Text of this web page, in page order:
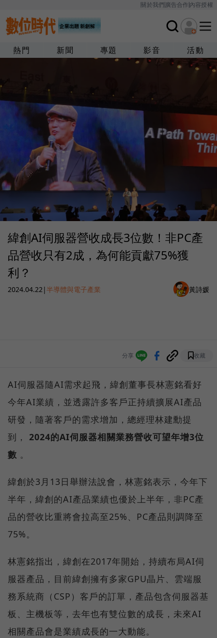
關於我們廣告合作內容授權
熱門 新聞 專題 影音 活動
緯創AI伺服器營收成長3位數！非PC產
品營收只有2成，為何能貢獻75%獲
利？
2024.04.22 |半導體與電子產業 黃詩媛
分享 收藏
AI伺服器隨AI需求起飛，緯創董事長林憲銘看好
今年AI業績，並透露許多客戶正持續擴展AI產品
研發，隨著客戶的需求增加，總經理林建勳提
到， 2024的AI伺服器相關業務營收可望年增3位
數 。
緯創於3月13日舉辦法說會，林憲銘表示，今年下
半年，緯創的AI產品業績也優於上半年，非PC產
品的營收比重將會拉高至25%、PC產品則調降至
75%。
林憲銘指出，緯創在2017年開始，持續布局AI伺
服器產品，目前緯創擁有多家GPU晶片、雲端服
務系統商（CSP）客戶的訂單，產品包含伺服器基
板、主機板等，去年也有雙位數的成長，未來AI
相關產品會是業績成長的一大動能。